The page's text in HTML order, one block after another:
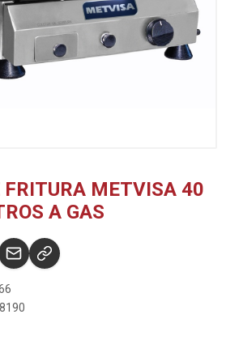
FRITURA METVISA 40
A GAS